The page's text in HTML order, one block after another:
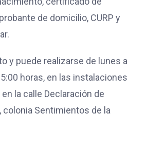
de domicilio, CURP y
y puede realizarse de lunes a
horas, en las instalaciones
en la calle Declaración de
Sentimientos de la